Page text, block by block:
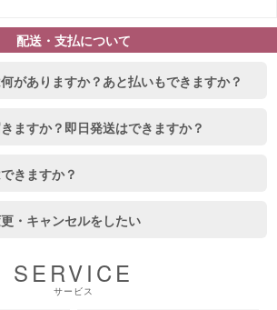
配送・支払について
がありますか？あと払いもできますか？
ますか？即日発送はできますか？
きますか？
・キャンセルをしたい
SERVICE
サービス